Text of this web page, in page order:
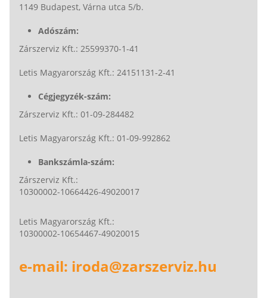
1149 Budapest, Várna utca 5/b.
Adószám:
Zárszerviz Kft.: 25599370-1-41
Letis Magyarország Kft.: 24151131-2-41
Cégjegyzék-szám:
Zárszerviz Kft.: 01-09-284482
Letis Magyarország Kft.: 01-09-992862
Bankszámla-szám:
Zárszerviz Kft.:
10300002-10664426-49020017
Letis Magyarország Kft.:
10300002-10654467-49020015
e-mail: iroda@zarszerviz.hu